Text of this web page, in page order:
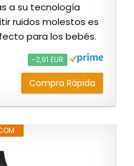
a su tecnología
ruidos molestos es
para los bebés.
−2,91 EUR
Compra Rápida